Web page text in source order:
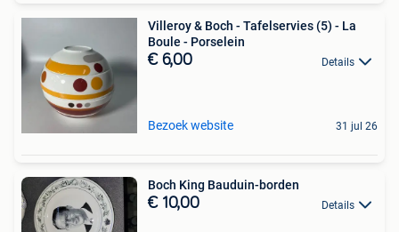
Villeroy & Boch - Tafelservies (5) - La
Boule - Porselein
€ 6,00 Details
Bezoek website 31 jul 26
Boch King Bauduin-borden
€ 10,00 Details